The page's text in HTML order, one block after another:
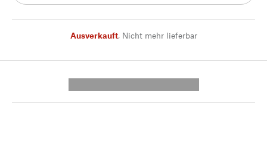
Ausverkauft, Nicht mehr lieferbar